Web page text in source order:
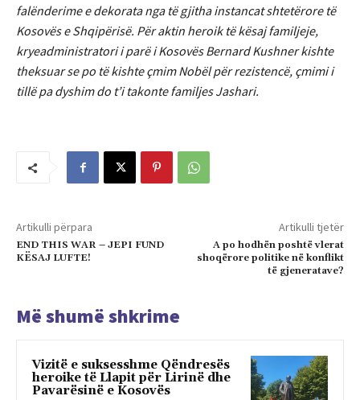
falënderime e dekorata nga të gjitha instancat shtetërore të
Kosovës e Shqipërisë. Për aktin heroik të kësaj familjeje,
kryeadministratori i parë i Kosovës Bernard Kushner kishte
theksuar se po të kishte çmim Nobël për rezistencë, çmimi i
tillë pa dyshim do t’i takonte familjes Jashari.
Artikulli përpara
END THIS WAR – JEPI FUND
KËSAJ LUFTE!
Artikulli tjetër
A po hodhën poshtë vlerat
shoqërore politike në konflikt
të gjeneratave?
Më shumë shkrime
Vizitë e suksesshme Qëndresës
heroike të Llapit për Lirinë dhe
Pavarësinë e Kosovës